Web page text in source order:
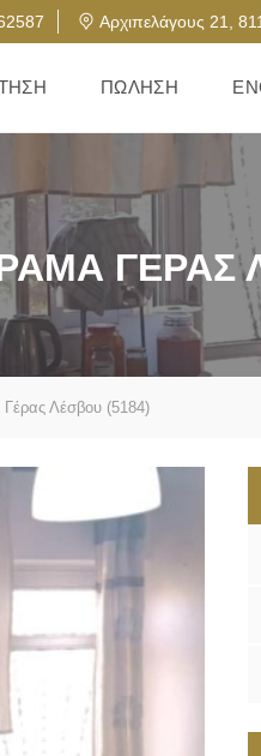
Αρχιπελάγους 21,
ΠΏΛΗΣΗ
ΓΈΡΑΣ
Γέρας Λέσβου (5184)